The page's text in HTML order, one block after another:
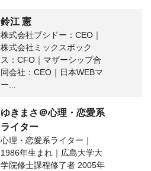
鈴江 憲
株式会社ブシドー：CEO｜
株式会社ミックスボック
ス：CFO｜マザーシップ合
同会社：CEO｜日本WEBマ
ー...
ゆきまさ＠心理・恋愛系
ライター
心理・恋愛系ライター｜
1986年生まれ｜広島大学大
学院修士課程修了者 2005年